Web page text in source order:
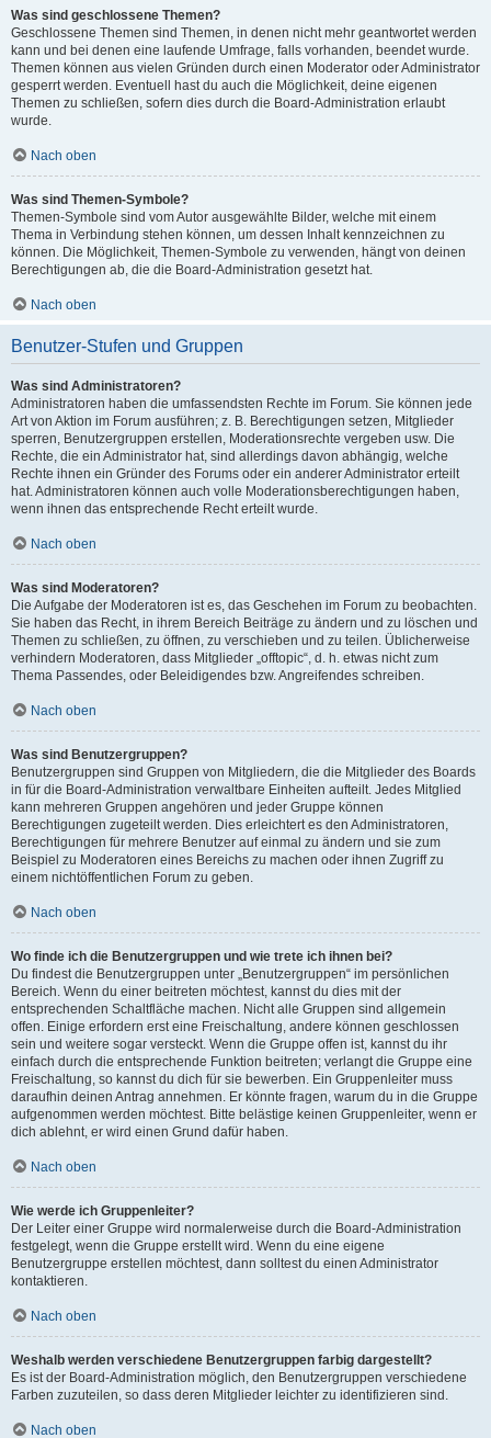
Was sind geschlossene Themen?
Geschlossene Themen sind Themen, in denen nicht mehr geantwortet werden
kann und bei denen eine laufende Umfrage, falls vorhanden, beendet wurde.
Themen können aus vielen Gründen durch einen Moderator oder Administrator
gesperrt werden. Eventuell hast du auch die Möglichkeit, deine eigenen
Themen zu schließen, sofern dies durch die Board-Administration erlaubt
wurde.
Nach oben
Was sind Themen-Symbole?
Themen-Symbole sind vom Autor ausgewählte Bilder, welche mit einem
Thema in Verbindung stehen können, um dessen Inhalt kennzeichnen zu
können. Die Möglichkeit, Themen-Symbole zu verwenden, hängt von deinen
Berechtigungen ab, die die Board-Administration gesetzt hat.
Nach oben
Benutzer-Stufen und Gruppen
Was sind Administratoren?
Administratoren haben die umfassendsten Rechte im Forum. Sie können jede
Art von Aktion im Forum ausführen; z. B. Berechtigungen setzen, Mitglieder
sperren, Benutzergruppen erstellen, Moderationsrechte vergeben usw. Die
Rechte, die ein Administrator hat, sind allerdings davon abhängig, welche
Rechte ihnen ein Gründer des Forums oder ein anderer Administrator erteilt
hat. Administratoren können auch volle Moderationsberechtigungen haben,
wenn ihnen das entsprechende Recht erteilt wurde.
Nach oben
Was sind Moderatoren?
Die Aufgabe der Moderatoren ist es, das Geschehen im Forum zu beobachten.
Sie haben das Recht, in ihrem Bereich Beiträge zu ändern und zu löschen und
Themen zu schließen, zu öffnen, zu verschieben und zu teilen. Üblicherweise
verhindern Moderatoren, dass Mitglieder „offtopic“, d. h. etwas nicht zum
Thema Passendes, oder Beleidigendes bzw. Angreifendes schreiben.
Nach oben
Was sind Benutzergruppen?
Benutzergruppen sind Gruppen von Mitgliedern, die die Mitglieder des Boards
in für die Board-Administration verwaltbare Einheiten aufteilt. Jedes Mitglied
kann mehreren Gruppen angehören und jeder Gruppe können
Berechtigungen zugeteilt werden. Dies erleichtert es den Administratoren,
Berechtigungen für mehrere Benutzer auf einmal zu ändern und sie zum
Beispiel zu Moderatoren eines Bereichs zu machen oder ihnen Zugriff zu
einem nichtöffentlichen Forum zu geben.
Nach oben
Wo finde ich die Benutzergruppen und wie trete ich ihnen bei?
Du findest die Benutzergruppen unter „Benutzergruppen“ im persönlichen
Bereich. Wenn du einer beitreten möchtest, kannst du dies mit der
entsprechenden Schaltfläche machen. Nicht alle Gruppen sind allgemein
offen. Einige erfordern erst eine Freischaltung, andere können geschlossen
sein und weitere sogar versteckt. Wenn die Gruppe offen ist, kannst du ihr
einfach durch die entsprechende Funktion beitreten; verlangt die Gruppe eine
Freischaltung, so kannst du dich für sie bewerben. Ein Gruppenleiter muss
daraufhin deinen Antrag annehmen. Er könnte fragen, warum du in die Gruppe
aufgenommen werden möchtest. Bitte belästige keinen Gruppenleiter, wenn er
dich ablehnt, er wird einen Grund dafür haben.
Nach oben
Wie werde ich Gruppenleiter?
Der Leiter einer Gruppe wird normalerweise durch die Board-Administration
festgelegt, wenn die Gruppe erstellt wird. Wenn du eine eigene
Benutzergruppe erstellen möchtest, dann solltest du einen Administrator
kontaktieren.
Nach oben
Weshalb werden verschiedene Benutzergruppen farbig dargestellt?
Es ist der Board-Administration möglich, den Benutzergruppen verschiedene
Farben zuzuteilen, so dass deren Mitglieder leichter zu identifizieren sind.
Nach oben